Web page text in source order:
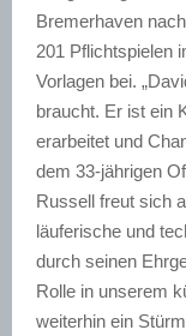
Bremerhaven
201 Pflichtspielen
Vorlagen bei.
braucht. Er ist ein
erarbeitet und
dem 33-jährigen
Russell freut sich
läuferische und
durch seinen
Rolle in unserem
weiterhin ein